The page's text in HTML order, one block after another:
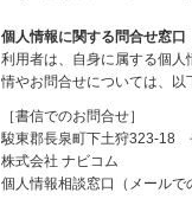
個人情報に関する問合せ窓口
利用者は、自身に属する個
情やお問合せについては、以
［書信でのお問合せ］
駿東郡長泉町下土狩323-18
株式会社 ナビコム
個人情報相談窓口（メールで